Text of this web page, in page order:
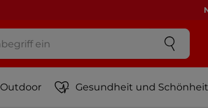
Outdoor Gesundheit und Schönheit